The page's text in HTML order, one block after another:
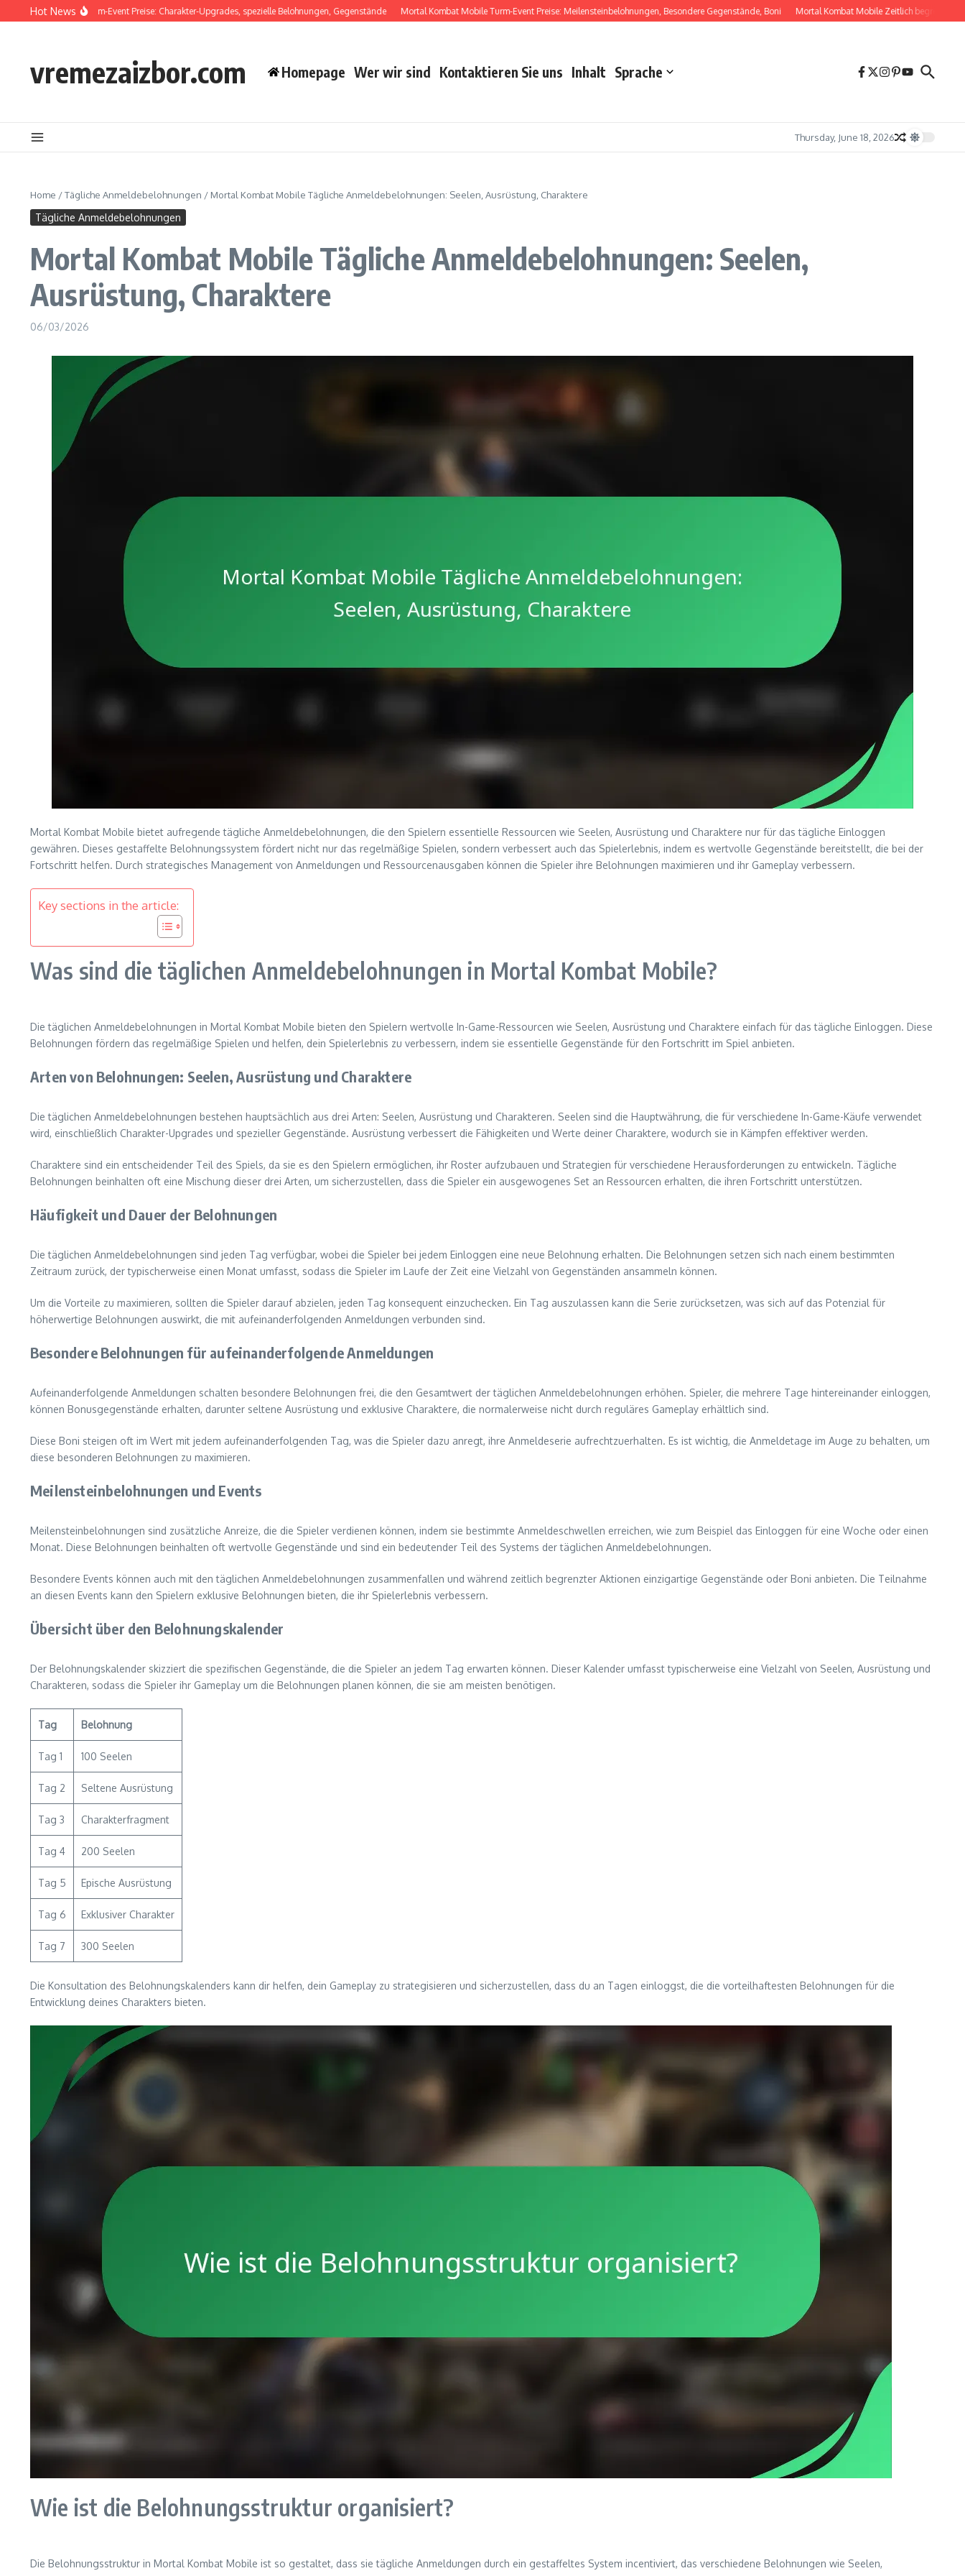
Skip to content
Hot News
Kombat Mobile Turm-Event Preise: Charakter-Upgrades, spezielle Belohnungen, Gegenstände Mortal Kombat Mobile Turm-Event Preise: Meilensteinbelohnungen, Besondere Gegenstände, Boni Mortal Kombat Mobile Zeitlich begrenzte
vremezaizbor.com Homepage Wer wir sind Kontaktieren Sie uns Inhalt Sprache
Thursday, June 18, 2026
Home /Tägliche Anmeldebelohnungen / Mortal Kombat Mobile Tägliche Anmeldebelohnungen: Seelen, Ausrüstung, Charaktere
Tägliche Anmeldebelohnungen
Mortal Kombat Mobile Tägliche Anmeldebelohnungen: Seelen,
Ausrüstung, Charaktere
06/03/2026
Mortal Kombat Mobile bietet aufregende tägliche Anmeldebelohnungen, die den Spielern essentielle Ressourcen wie Seelen, Ausrüstung und Charaktere nur für das tägliche Einloggen
gewähren. Dieses gestaffelte Belohnungssystem fördert nicht nur das regelmäßige Spielen, sondern verbessert auch das Spielerlebnis, indem es wertvolle Gegenstände bereitstellt, die bei der
Fortschritt helfen. Durch strategisches Management von Anmeldungen und Ressourcenausgaben können die Spieler ihre Belohnungen maximieren und ihr Gameplay verbessern.
Key sections in the article:
Was sind die täglichen Anmeldebelohnungen in Mortal Kombat Mobile?
Die täglichen Anmeldebelohnungen in Mortal Kombat Mobile bieten den Spielern wertvolle In-Game-Ressourcen wie Seelen, Ausrüstung und Charaktere einfach für das tägliche Einloggen. Diese
Belohnungen fördern das regelmäßige Spielen und helfen, dein Spielerlebnis zu verbessern, indem sie essentielle Gegenstände für den Fortschritt im Spiel anbieten.
Arten von Belohnungen: Seelen, Ausrüstung und Charaktere
Die täglichen Anmeldebelohnungen bestehen hauptsächlich aus drei Arten: Seelen, Ausrüstung und Charakteren. Seelen sind die Hauptwährung, die für verschiedene In-Game-Käufe verwendet
wird, einschließlich Charakter-Upgrades und spezieller Gegenstände. Ausrüstung verbessert die Fähigkeiten und Werte deiner Charaktere, wodurch sie in Kämpfen effektiver werden.
Charaktere sind ein entscheidender Teil des Spiels, da sie es den Spielern ermöglichen, ihr Roster aufzubauen und Strategien für verschiedene Herausforderungen zu entwickeln. Tägliche
Belohnungen beinhalten oft eine Mischung dieser drei Arten, um sicherzustellen, dass die Spieler ein ausgewogenes Set an Ressourcen erhalten, die ihren Fortschritt unterstützen.
Häufigkeit und Dauer der Belohnungen
Die täglichen Anmeldebelohnungen sind jeden Tag verfügbar, wobei die Spieler bei jedem Einloggen eine neue Belohnung erhalten. Die Belohnungen setzen sich nach einem bestimmten
Zeitraum zurück, der typischerweise einen Monat umfasst, sodass die Spieler im Laufe der Zeit eine Vielzahl von Gegenständen ansammeln können.
Um die Vorteile zu maximieren, sollten die Spieler darauf abzielen, jeden Tag konsequent einzuchecken. Ein Tag auszulassen kann die Serie zurücksetzen, was sich auf das Potenzial für
höherwertige Belohnungen auswirkt, die mit aufeinanderfolgenden Anmeldungen verbunden sind.
Besondere Belohnungen für aufeinanderfolgende Anmeldungen
Aufeinanderfolgende Anmeldungen schalten besondere Belohnungen frei, die den Gesamtwert der täglichen Anmeldebelohnungen erhöhen. Spieler, die mehrere Tage hintereinander einloggen,
können Bonusgegenstände erhalten, darunter seltene Ausrüstung und exklusive Charaktere, die normalerweise nicht durch reguläres Gameplay erhältlich sind.
Diese Boni steigen oft im Wert mit jedem aufeinanderfolgenden Tag, was die Spieler dazu anregt, ihre Anmeldeserie aufrechtzuerhalten. Es ist wichtig, die Anmeldetage im Auge zu behalten, um
diese besonderen Belohnungen zu maximieren.
Meilensteinbelohnungen und Events
Meilensteinbelohnungen sind zusätzliche Anreize, die die Spieler verdienen können, indem sie bestimmte Anmeldeschwellen erreichen, wie zum Beispiel das Einloggen für eine Woche oder einen
Monat. Diese Belohnungen beinhalten oft wertvolle Gegenstände und sind ein bedeutender Teil des Systems der täglichen Anmeldebelohnungen.
Besondere Events können auch mit den täglichen Anmeldebelohnungen zusammenfallen und während zeitlich begrenzter Aktionen einzigartige Gegenstände oder Boni anbieten. Die Teilnahme
an diesen Events kann den Spielern exklusive Belohnungen bieten, die ihr Spielerlebnis verbessern.
Übersicht über den Belohnungskalender
Der Belohnungskalender skizziert die spezifischen Gegenstände, die die Spieler an jedem Tag erwarten können. Dieser Kalender umfasst typischerweise eine Vielzahl von Seelen, Ausrüstung und
Charakteren, sodass die Spieler ihr Gameplay um die Belohnungen planen können, die sie am meisten benötigen.
Tag Belohnung
Tag 1 100 Seelen
Tag 2 Seltene Ausrüstung
Tag 3 Charakterfragment
Tag 4 200 Seelen
Tag 5 Epische Ausrüstung
Tag 6 Exklusiver Charakter
Tag 7 300 Seelen
Die Konsultation des Belohnungskalenders kann dir helfen, dein Gameplay zu strategisieren und sicherzustellen, dass du an Tagen einloggst, die die vorteilhaftesten Belohnungen für die
Entwicklung deines Charakters bieten.
Wie ist die Belohnungsstruktur organisiert?
Die Belohnungsstruktur in Mortal Kombat Mobile ist so gestaltet, dass sie tägliche Anmeldungen durch ein gestaffeltes System incentiviert, das verschiedene Belohnungen wie Seelen,